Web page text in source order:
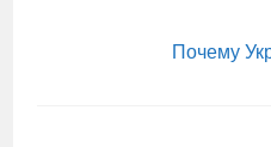
Почему